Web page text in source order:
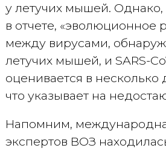
у летучих мышей. Однако,
в отчете, «эволюционное
между вирусами,
летучих мышей, и SARS-
оценивается в несколько
что указывает на
Напомним,
экспертов ВОЗ